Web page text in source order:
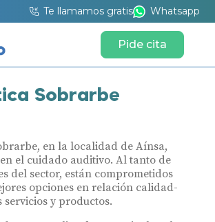
Te llamamos gratis Whatsapp
Pide cita
Sobrarbe
en la localidad de Aínsa,
el cuidado auditivo. Al tanto de
del sector, están comprometidos
opciones en relación calidad-
servicios y productos.